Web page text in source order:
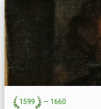
1599 — 1660